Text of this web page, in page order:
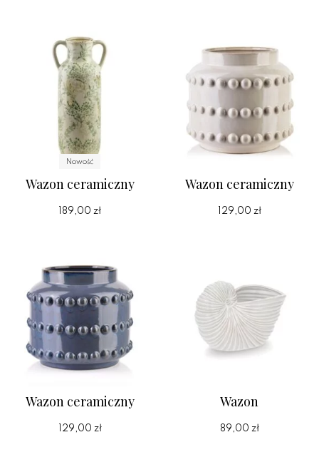
Wazon ceramiczny
189,00 zł
Nowość
Wazon ceramiczny
129,00 zł
Wazon ceramiczny
129,00 zł
Wazon
89,00 zł